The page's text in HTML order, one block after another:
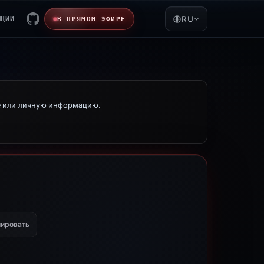
В ПРЯМОМ ЭФИРЕ RU
или личную информацию.